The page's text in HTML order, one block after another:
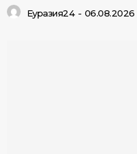
Еуразия24 - 06.08.2026